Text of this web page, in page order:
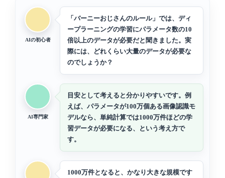
AIの初心者
「バーニーおじさんのルール」では、ディ
ープラーニングの学習にパラメータ数の10
倍以上のデータが必要だと聞きました。実
際には、どれくらい大量のデータが必要な
のでしょうか？
AI専門家
目安として考えると分かりやすいです。例
えば、パラメータが100万個ある画像認識モ
デルなら、単純計算では1000万件ほどの学
習データが必要になる、という考え方で
す。
1000万件となると、かなり大きな規模です